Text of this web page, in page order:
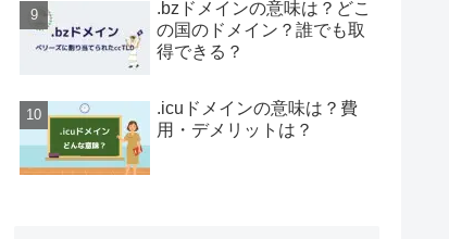
.bzドメインの意味は？どこ
の国のドメイン？誰でも取
得できる？
.icuドメインの意味は？費
用・デメリットは？